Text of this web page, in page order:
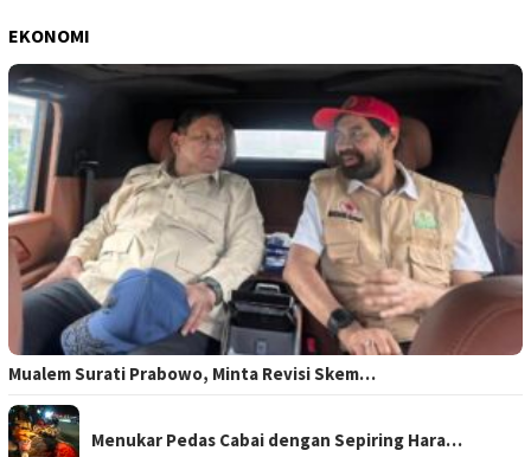
EKONOMI
Mualem Surati Prabowo, Minta Revisi Skem…
Menukar Pedas Cabai dengan Sepiring Hara…